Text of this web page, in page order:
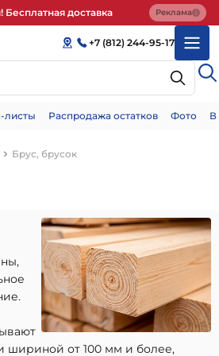
Бесплатная доставка Реклама
+7 (812) 244-95-17
листы Распродажа остатков Фото
Брус, брусок
шириной от 100 мм и более,